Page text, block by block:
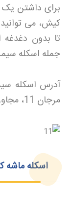
برای داشتن یک
کیش، می
تا بدون دغدغه
جمله اسکله
آدرس اسکله
مرجان 11، مجاور هتل مارینا پارک و هتل سیمرغ
اسکله